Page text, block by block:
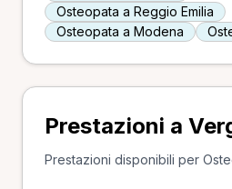
Osteopata a Reggio Emilia
Osteopata a Modena
Prestazioni a
Prestazioni disponibili per